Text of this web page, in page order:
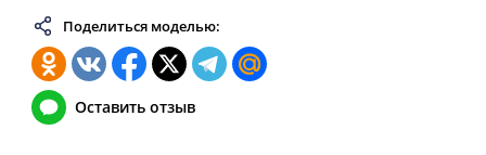
Поделиться моделью:
Оставить отзыв